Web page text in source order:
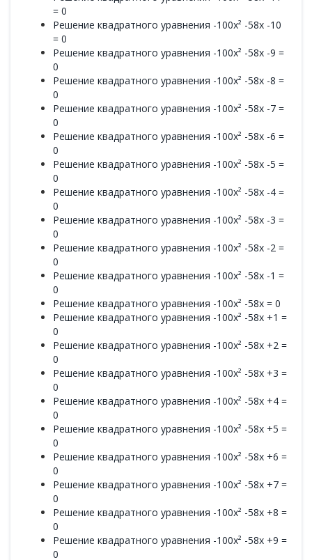
= 0
Решение квадратного уравнения -100x² -58x -10
= 0
Решение квадратного уравнения -100x² -58x -9 =
0
Решение квадратного уравнения -100x² -58x -8 =
0
Решение квадратного уравнения -100x² -58x -7 =
0
Решение квадратного уравнения -100x² -58x -6 =
0
Решение квадратного уравнения -100x² -58x -5 =
0
Решение квадратного уравнения -100x² -58x -4 =
0
Решение квадратного уравнения -100x² -58x -3 =
0
Решение квадратного уравнения -100x² -58x -2 =
0
Решение квадратного уравнения -100x² -58x -1 =
0
Решение квадратного уравнения -100x² -58x = 0
Решение квадратного уравнения -100x² -58x +1 =
0
Решение квадратного уравнения -100x² -58x +2 =
0
Решение квадратного уравнения -100x² -58x +3 =
0
Решение квадратного уравнения -100x² -58x +4 =
0
Решение квадратного уравнения -100x² -58x +5 =
0
Решение квадратного уравнения -100x² -58x +6 =
0
Решение квадратного уравнения -100x² -58x +7 =
0
Решение квадратного уравнения -100x² -58x +8 =
0
Решение квадратного уравнения -100x² -58x +9 =
0